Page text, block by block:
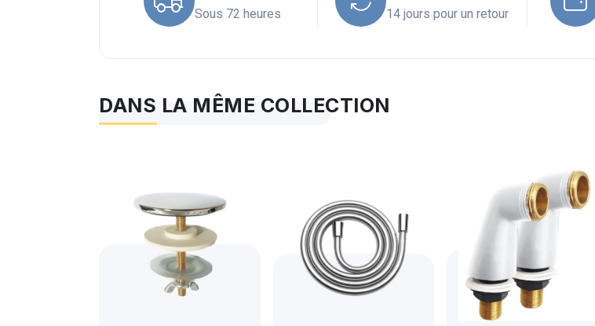
Sous 72 heures 14 jours pour un retour
DANS LA MÊME COLLECTION